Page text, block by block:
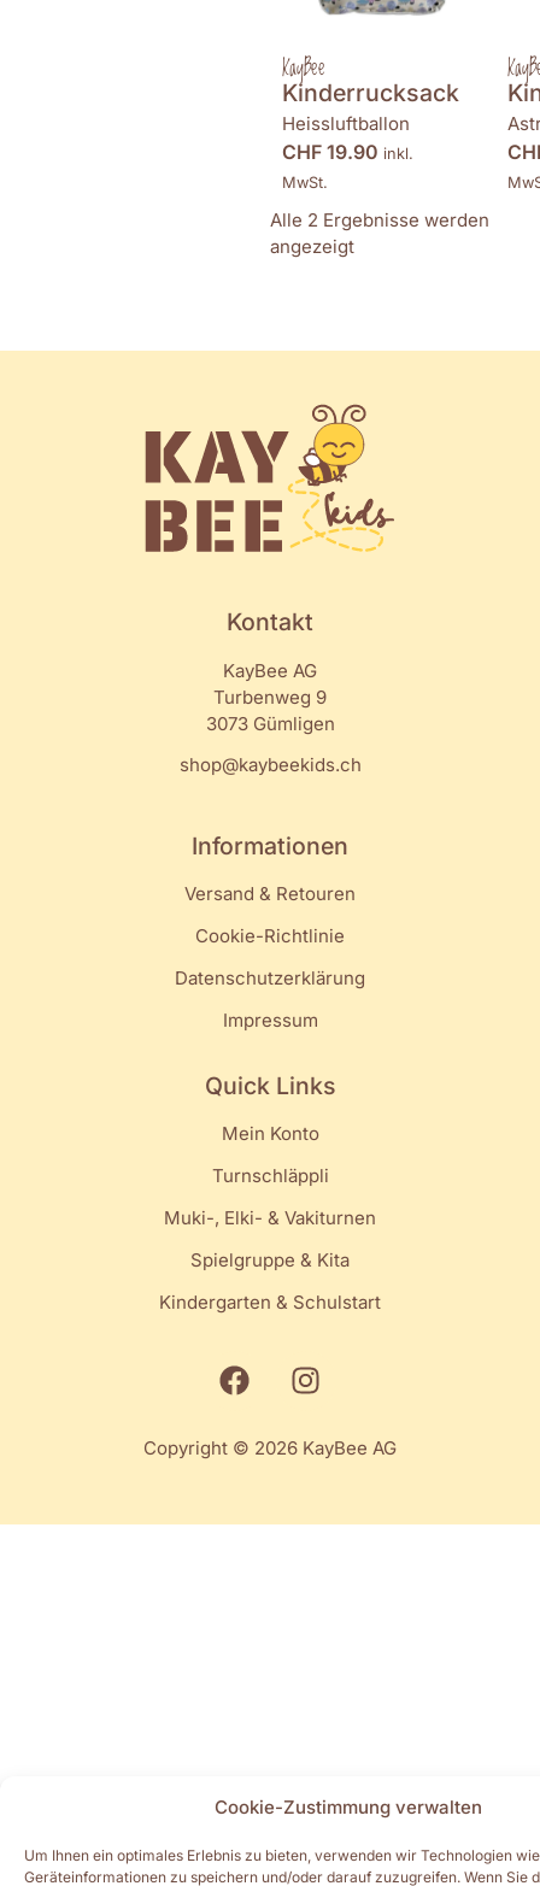
Cookie-Zustimmung verwalten
Um Ihnen ein optimales Erlebnis zu bieten, verwenden wir Technologien
Geräteinformationen zu speichern und/oder darauf zuzugreifen. Wenn Sie
KayBee
Kinderrucksack
Heissluftballon
CHF 19.90 inkl.
MwSt.
Alle 2 Ergebnisse werden
angezeigt
Kontakt
KayBee AG
Turbenweg 9
3073 Gümligen
shop@kaybeekids.ch
Informationen
Versand & Retouren
Cookie-Richtlinie
Datenschutzerklärung
Impressum
Quick Links
Mein Konto
Turnschläppli
Muki-, Elki- & Vakiturnen
Spielgruppe & Kita
Kindergarten & Schulstart
Copyright © 2026 KayBee AG